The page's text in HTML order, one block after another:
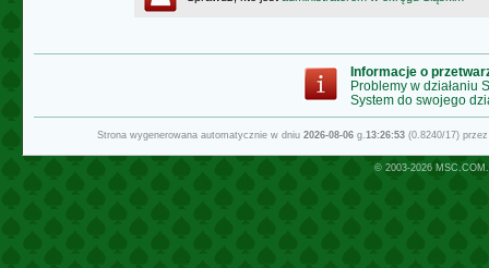
Informacje o
Problemy w działaniu
System do swojego
Strona wygenerowana automatycznie w dniu 2026-08-06g.13:26:53(0.8240/17)
© 2003-2026